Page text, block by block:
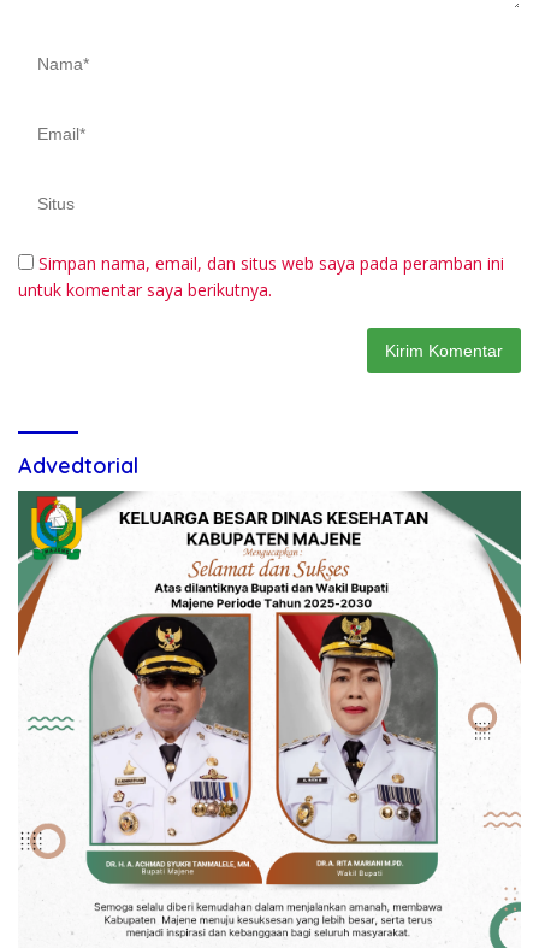
Simpan nama, email, dan situs web saya pada peramban ini
untuk komentar saya berikutnya.
Advedtorial